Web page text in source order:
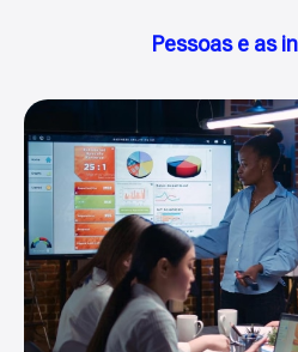
Pessoas e as